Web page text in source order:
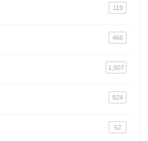
119
466
1,607
924
62